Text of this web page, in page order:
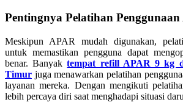
Pentingnya Pelatihan Penggunaan
Meskipun APAR mudah digunakan,
untuk memastikan pengguna dapat
benar. Banyaktempat refill APAR 9 kg
Timur juga menawarkan pelatihan
layanan mereka. Dengan mengikuti
lebih percaya diri saat menghadapi situasi